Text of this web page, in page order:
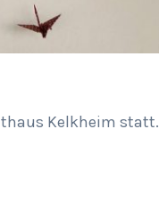
Kelkheim statt.